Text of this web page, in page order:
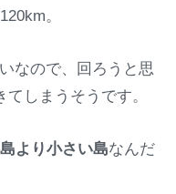
。
なので、回ろうと思
しまうそうです。
より小さい島なんだ